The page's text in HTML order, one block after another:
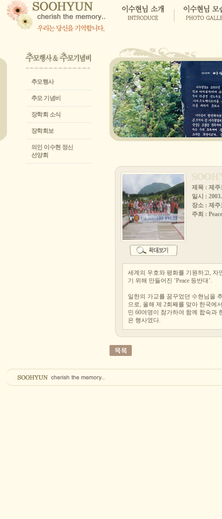
추모행사
추모 기념비
장학회 소식
장학회보
의인 이수현 정신
선양회
제목 : 제주
일시 :
장소 : 제
주최 :
세계의 우호와 평화를 기원하고, 자
기 위해 만들어진 ‘Peace 등반대’.
일한의 가교를 꿈꾸었던 수현님을
으로, 올해 제 2회째를 맞아 한국에
민 60여명이 참가하여 함께 합숙과
은 행사였다.